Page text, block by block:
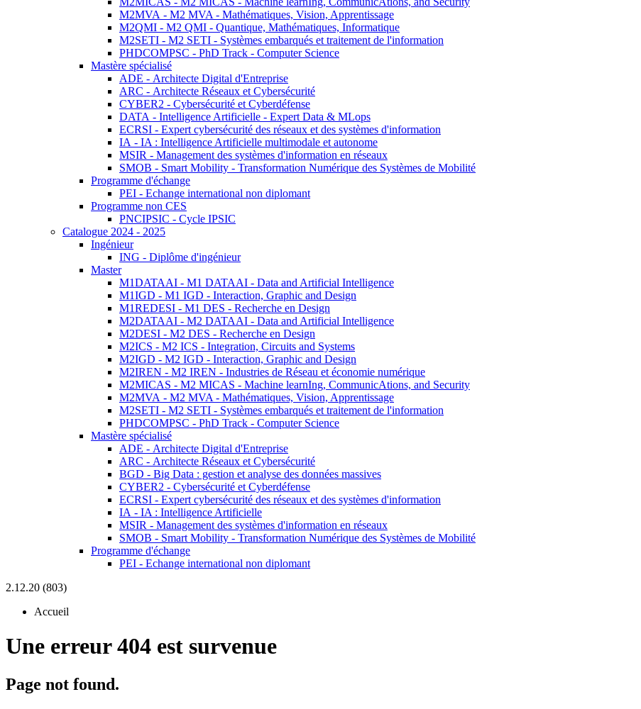
M2MVA - M2 MVA - Mathématiques, Vision, Apprentissage
M2QMI - M2 QMI - Quantique, Mathématiques, Informatique
M2SETI - M2 SETI - Systèmes embarqués et traitement de l'information
PHDCOMPSC - PhD Track - Computer Science
Mastère spécialisé
ADE - Architecte Digital d'Entreprise
ARC - Architecte Réseaux et Cybersécurité
CYBER2 - Cybersécurité et Cyberdéfense
DATA - Intelligence Artificielle - Expert Data & MLops
ECRSI - Expert cybersécurité des réseaux et des systèmes d'information
IA - IA : Intelligence Artificielle multimodale et autonome
MSIR - Management des systèmes d'information en réseaux
SMOB - Smart Mobility - Transformation Numérique des Systèmes de Mobilité
Programme d'échange
PEI - Echange international non diplomant
Programme non CES
PNCIPSIC - Cycle IPSIC
Catalogue 2024 - 2025
Ingénieur
ING - Diplôme d'ingénieur
Master
M1DATAAI - M1 DATAAI - Data and Artificial Intelligence
M1IGD - M1 IGD - Interaction, Graphic and Design
M1REDESI - M1 DES - Recherche en Design
M2DATAAI - M2 DATAAI - Data and Artificial Intelligence
M2DESI - M2 DES - Recherche en Design
M2ICS - M2 ICS - Integration, Circuits and Systems
M2IGD - M2 IGD - Interaction, Graphic and Design
M2IREN - M2 IREN - Industries de Réseau et économie numérique
M2MICAS - M2 MICAS - Machine learnIng, CommunicAtions, and Security
M2MVA - M2 MVA - Mathématiques, Vision, Apprentissage
M2SETI - M2 SETI - Systèmes embarqués et traitement de l'information
PHDCOMPSC - PhD Track - Computer Science
Mastère spécialisé
ADE - Architecte Digital d'Entreprise
ARC - Architecte Réseaux et Cybersécurité
BGD - Big Data : gestion et analyse des données massives
CYBER2 - Cybersécurité et Cyberdéfense
ECRSI - Expert cybersécurité des réseaux et des systèmes d'information
IA - IA : Intelligence Artificielle
MSIR - Management des systèmes d'information en réseaux
SMOB - Smart Mobility - Transformation Numérique des Systèmes de Mobilité
Programme d'échange
PEI - Echange international non diplomant
2.12.20 (803)
Accueil
Une erreur 404 est survenue
Page not found.